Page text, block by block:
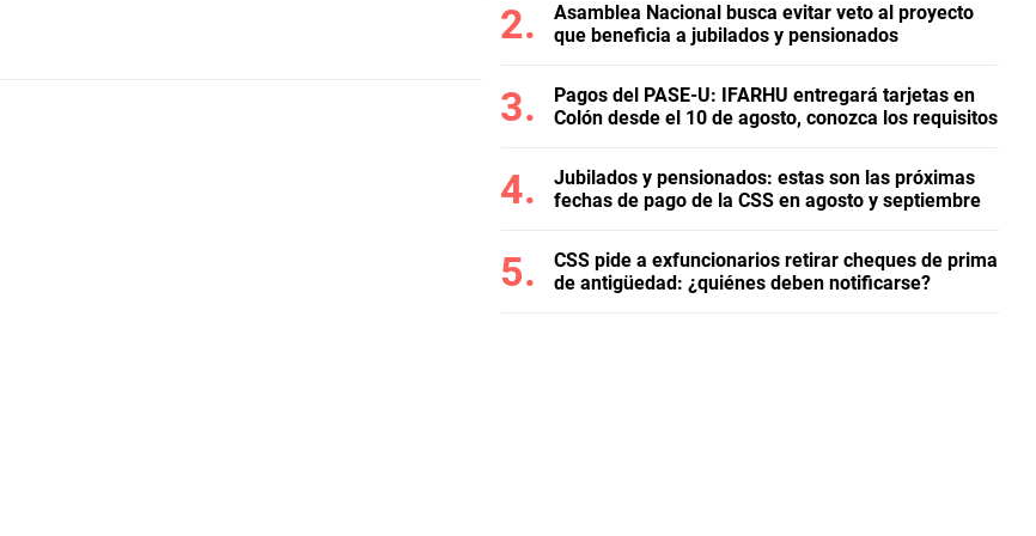
Asamblea Nacional busca evitar veto al proyecto
que beneficia a jubilados y pensionados
Pagos del PASE-U: IFARHU entregará tarjetas en
Colón desde el 10 de agosto, conozca los requisitos
Jubilados y pensionados: estas son las próximas
fechas de pago de la CSS en agosto y septiembre
CSS pide a exfuncionarios retirar cheques de prima
de antigüedad: ¿quiénes deben notificarse?